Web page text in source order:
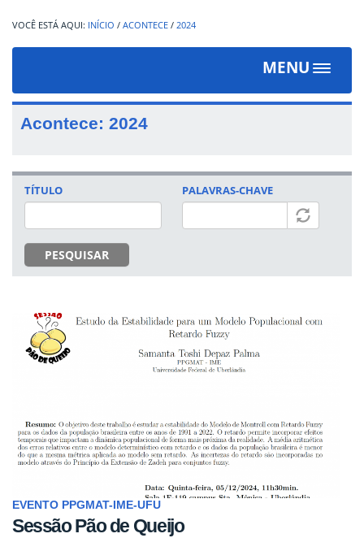
INÍCIO / ACONTECE / 2024
MENU
Toggle
Acontece: 2024
TÍTULO
PESQUISAR
PALAVRAS-CHAVE
EVENTO PPGMAT-IME-UFU
Sessão Pão de Queijo